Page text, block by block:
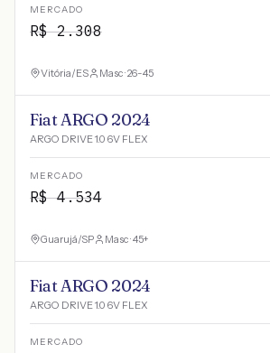
MERCADO
R$2.308
Vitória/ES Masc · 26-45
Fiat ARGO 2024
ARGO DRIVE 1.0 6V FLEX
MERCADO
R$4.534
Guarujá/SP Masc · 45+
Fiat ARGO 2024
ARGO DRIVE 1.0 6V FLEX
MERCADO